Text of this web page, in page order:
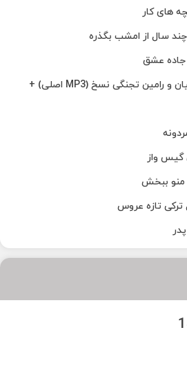
های کار
چند سال از امشب بگذره
جاده عشق
دانلود آهنگ مسعود جلیلیان و رامین تجنگی نسخ (MP3 اصلی) +
گیس واز
منو ببخش
ترکی تازه عروس